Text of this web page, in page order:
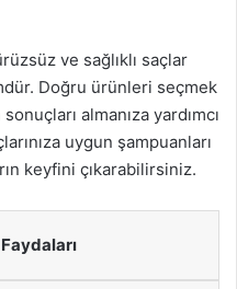
ve sağlıklı saçlar
Doğru ürünleri seçmek
almanıza yardımcı
uygun şampuanları
keyfini çıkarabilirsiniz.
Faydaları